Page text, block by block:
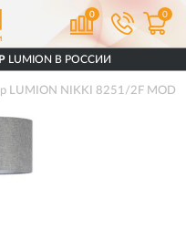
0 0
LUMION В РОССИИ
LUMION NIKKI 8251/2F